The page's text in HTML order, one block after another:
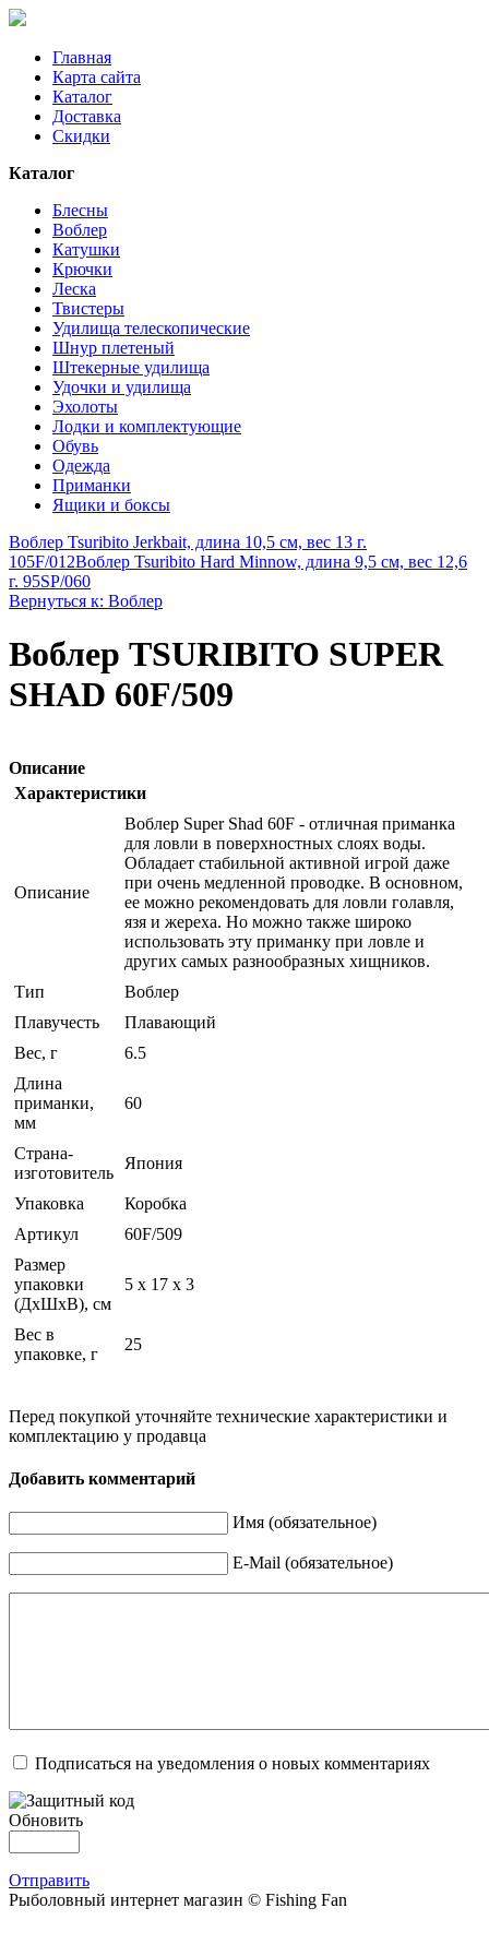
Главная
Карта сайта
Каталог
Доставка
Скидки
Каталог
Блесны
Воблер
Катушки
Крючки
Леска
Твистеры
Удилища телескопические
Шнур плетеный
Штекерные удилища
Удочки и удилища
Эхолоты
Лодки и комплектующие
Обувь
Одежда
Приманки
Ящики и боксы
Воблер Tsuribito Jerkbait, длина 10,5 см, вес 13 г.
105F/012Воблер Tsuribito Hard Minnow, длина 9,5 см, вес 12,6
г. 95SP/060
Вернуться к: Воблер
Воблер TSURIBITO SUPER
SHAD 60F/509
Описание
Характеристики
Описание
Воблер Super Shad 60F - отличная приманка
для ловли в поверхностных слоях воды.
Обладает стабильной активной игрой даже
при очень медленной проводке. В основном,
ее можно рекомендовать для ловли голавля,
язя и жереха. Но можно также широко
использовать эту приманку при ловле и
других самых разнообразных хищников.
Тип
Воблер
Плавучесть
Плавающий
Вес, г
6.5
Длина
приманки,
мм
60
Страна-
изготовитель
Япония
Упаковка
Коробка
Артикул
60F/509
Размер
упаковки
(ДхШхВ), см
5 x 17 x 3
Вес в
упаковке, г
25
Перед покупкой уточняйте технические характеристики и
комплектацию у продавца
Добавить комментарий
Имя (обязательное)
E-Mail (обязательное)
Подписаться на уведомления о новых комментариях
Обновить
Отправить
Рыболовный интернет магазин © Fishing Fan